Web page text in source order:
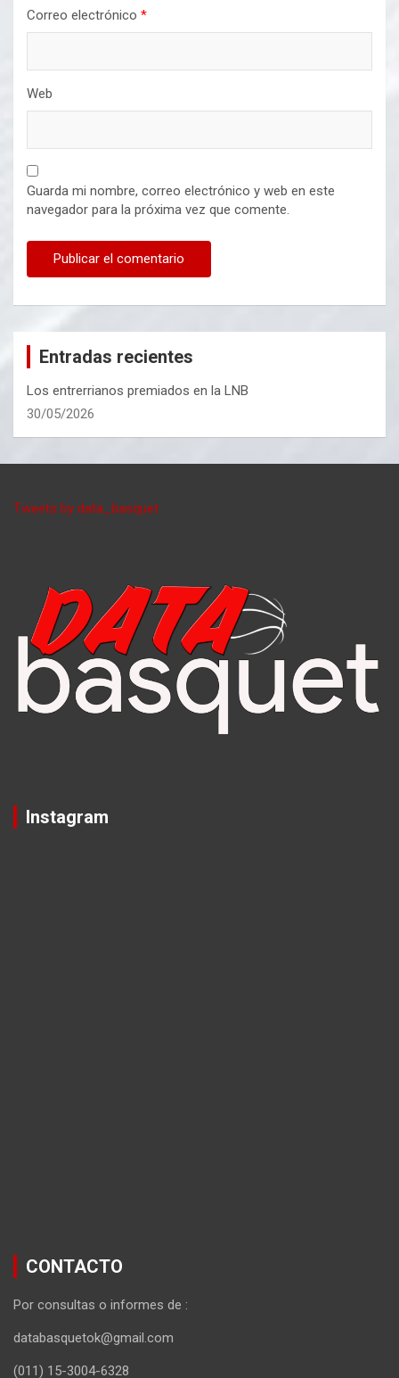
Correo electrónico *
Web
Guarda mi nombre, correo electrónico y web en este
navegador para la próxima vez que comente.
Entradas recientes
Los entrerrianos premiados en la LNB
30/05/2026
Tweets by data_basquet
Instagram
CONTACTO
Por consultas o informes de :
databasquetok@gmail.com
(011) 15-3004-6328